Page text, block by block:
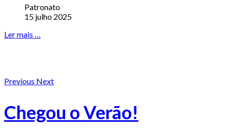
Patronato
15 julho 2025
Ler mais …
Previous Next
Chegou o Verão!